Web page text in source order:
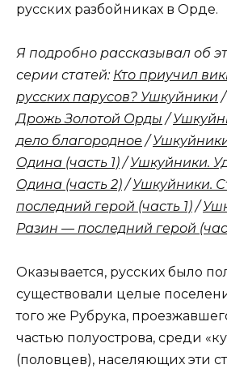
русских разбойниках в Орде.
Я подробно рассказывал об
серии статей: Кто приучил
русских парусов? Ушкуйники/
Дрожь Золотой Орды /
дело благородное/
Одина (часть 1)/Ушкуйники.
Одина (часть 2)/Ушкуйники.
последний герой (часть 1)/
Разин — последний герой
Оказывается, русских было
существовали целые
того же Рубрука,
частью полуострова, среди
(половцев), населяющих эти